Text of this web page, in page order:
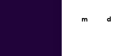
m d